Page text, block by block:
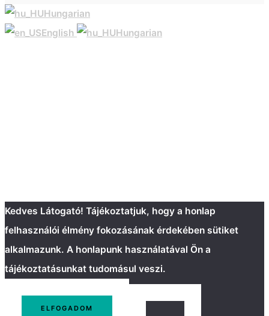
Hungarian
English
Hungarian
Kedves Látogató! Tájékoztatjuk, hogy a honlap
felhasználói élmény fokozásának érdekében sütiket
alkalmazunk. A honlapunk használatával Ön a
tájékoztatásunkat tudomásul veszi.
ELFOGADOM